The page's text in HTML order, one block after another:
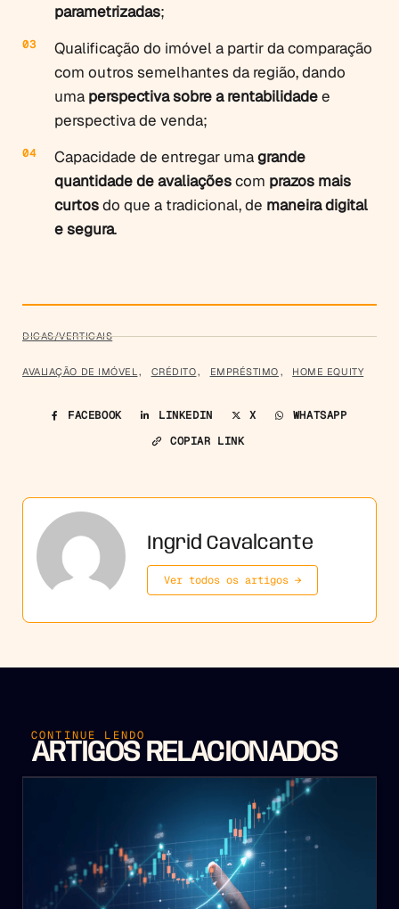
parametrizadas;
Qualificação do imóvel a partir da comparação
com outros semelhantes da região, dando
uma perspectiva sobre a rentabilidadee
perspectiva de venda;
Capacidade de entregar umagrande
quantidade de avaliaçõescom prazos mais
curtosdo que a tradicional, de maneira digital
e segura.
DICAS/VERTICAIS
AVALIAÇÃO DE IMÓVEL, CRÉDITO, EMPRÉSTIMO , HOME EQUITY
FACEBOOK LINKEDIN X
WHATSAPP
COPIAR LINK
Ingrid Cavalcante
Ver todos os artigos →
CONTINUE LENDO
ARTIGOS RELACIONADOS